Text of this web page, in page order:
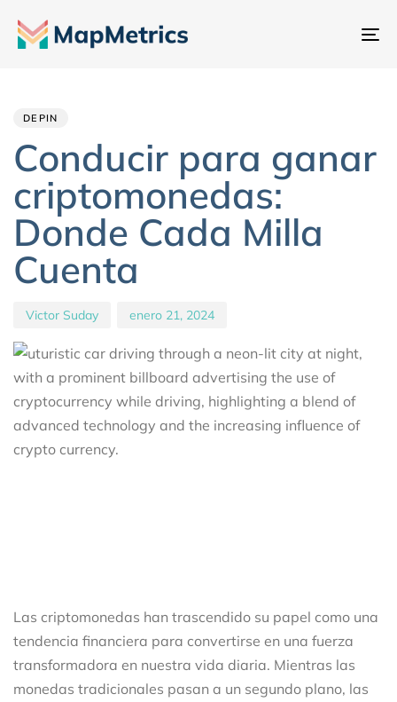
DEPIN
Conducir para ganar
criptomonedas:
Donde Cada Milla
Cuenta
Victor Suday enero 21, 2024
Las criptomonedas han trascendido su papel como una
tendencia financiera para convertirse en una fuerza
transformadora en nuestra vida diaria. Mientras las
monedas tradicionales pasan a un segundo plano, las